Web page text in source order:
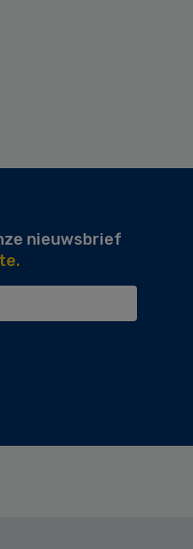
nieuwsbrief